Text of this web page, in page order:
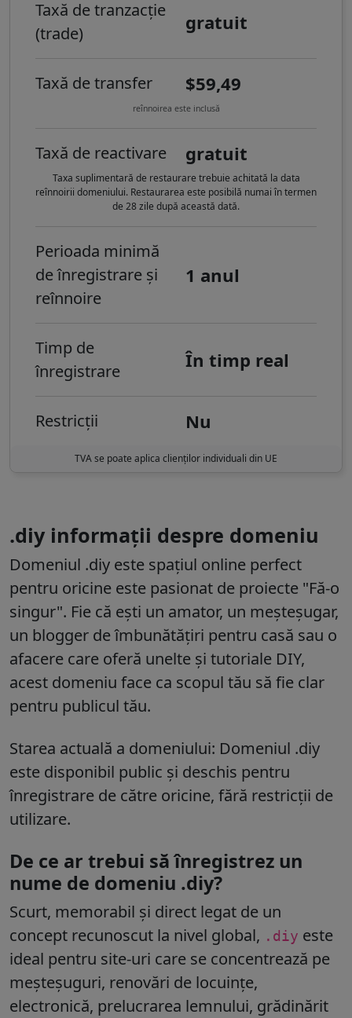
Taxă de tranzacție
(trade)
gratuit
Taxă de transfer $59,49
reînnoirea este inclusă
Taxă de reactivare gratuit
Taxa suplimentară de restaurare trebuie achitată la data
reînnoirii domeniului. Restaurarea este posibilă numai în termen
de 28 zile după această dată.
Perioada minimă
de înregistrare și
reînnoire
1 anul
Timp de
înregistrare
În timp real
Restricții Nu
TVA se poate aplica clienților individuali din UE
.diy informații despre domeniu
Domeniul .diy este spațiul online perfect
pentru oricine este pasionat de proiecte "Fă-o
singur". Fie că ești un amator, un meșteșugar,
un blogger de îmbunătățiri pentru casă sau o
afacere care oferă unelte și tutoriale DIY,
acest domeniu face ca scopul tău să fie clar
pentru publicul tău.
Starea actuală a domeniului: Domeniul .diy
este disponibil public și deschis pentru
înregistrare de către oricine, fără restricții de
utilizare.
De ce ar trebui să înregistrez un
nume de domeniu .diy?
Scurt, memorabil și direct legat de un
concept recunoscut la nivel global, .diy este
ideal pentru site-uri care se concentrează pe
meșteșuguri, renovări de locuințe,
electronică, prelucrarea lemnului, grădinărit